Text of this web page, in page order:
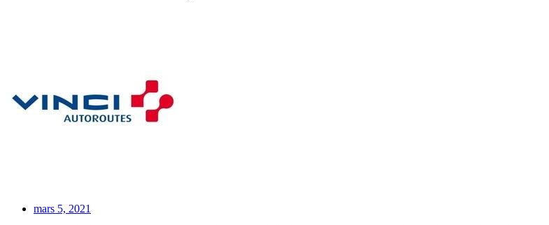
mars 5, 2021